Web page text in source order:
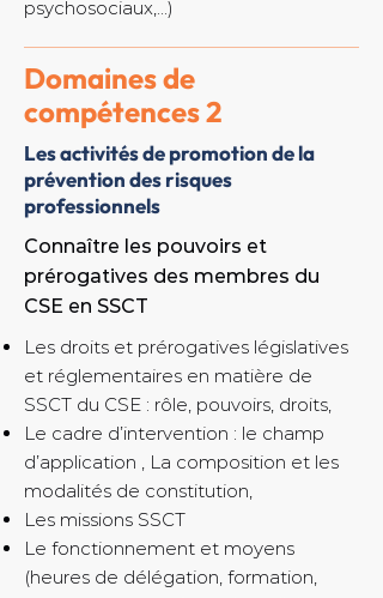
psychosociaux,...)
Domaines de
compétences 2
Les activités de promotion de la
prévention des risques
professionnels
Connaître les pouvoirs et
prérogatives des membres du
CSE en SSCT
Les droits et prérogatives législatives
et réglementaires en matière de
SSCT du CSE : rôle, pouvoirs, droits,
Le cadre d’intervention : le champ
d’application , La composition et les
modalités de constitution,
Les missions SSCT
Le fonctionnement et moyens
(heures de délégation, formation,